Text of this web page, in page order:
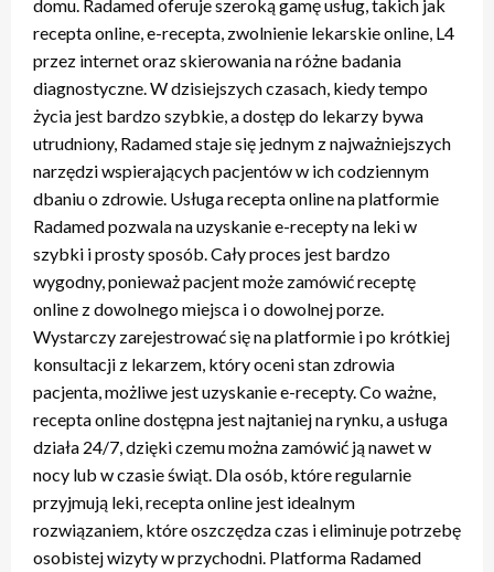
domu. Radamed oferuje szeroką gamę usług, takich jak
recepta online, e-recepta, zwolnienie lekarskie online, L4
przez internet oraz skierowania na różne badania
diagnostyczne. W dzisiejszych czasach, kiedy tempo
życia jest bardzo szybkie, a dostęp do lekarzy bywa
utrudniony, Radamed staje się jednym z najważniejszych
narzędzi wspierających pacjentów w ich codziennym
dbaniu o zdrowie. Usługa recepta online na platformie
Radamed pozwala na uzyskanie e-recepty na leki w
szybki i prosty sposób. Cały proces jest bardzo
wygodny, ponieważ pacjent może zamówić receptę
online z dowolnego miejsca i o dowolnej porze.
Wystarczy zarejestrować się na platformie i po krótkiej
konsultacji z lekarzem, który oceni stan zdrowia
pacjenta, możliwe jest uzyskanie e-recepty. Co ważne,
recepta online dostępna jest najtaniej na rynku, a usługa
działa 24/7, dzięki czemu można zamówić ją nawet w
nocy lub w czasie świąt. Dla osób, które regularnie
przyjmują leki, recepta online jest idealnym
rozwiązaniem, które oszczędza czas i eliminuje potrzebę
osobistej wizyty w przychodni. Platforma Radamed